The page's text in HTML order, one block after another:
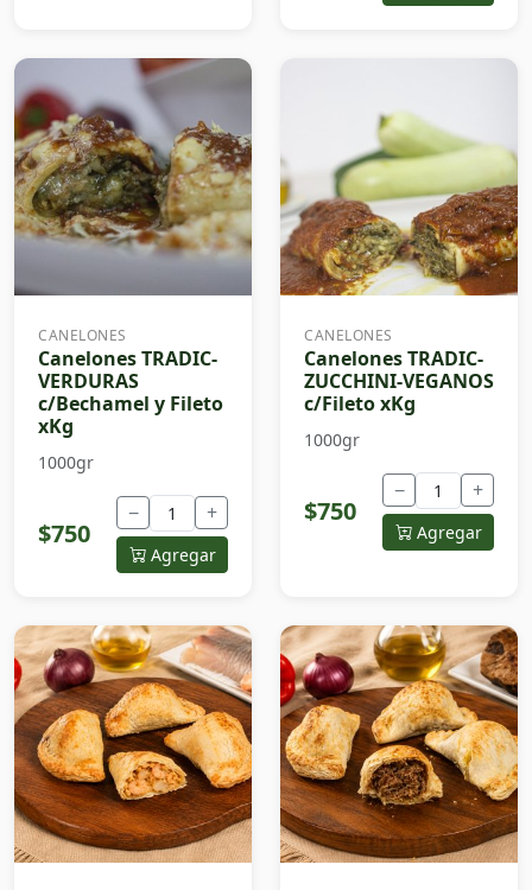
CANELONES
Canelones TRADIC-
VERDURAS
c/Bechamel y Fileto
xKg
1000gr
$750
− +
Agregar
CANELONES
Canelones TRADIC-
ZUCCHINI-VEGANOS
c/Fileto xKg
1000gr
$750
− +
Agregar